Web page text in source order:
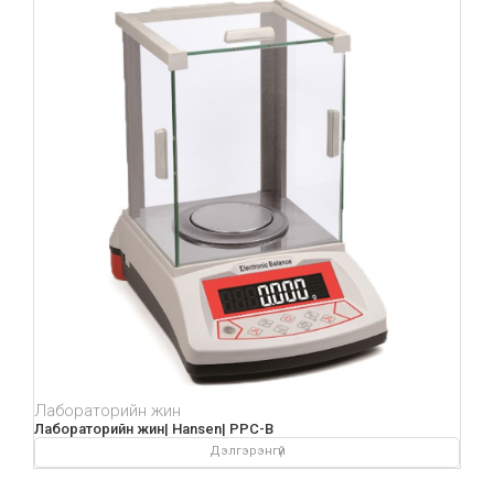
Лабораторийн жин
Лабораторийн жин| Hansen| PPC-B
Дэлгэрэнгүй